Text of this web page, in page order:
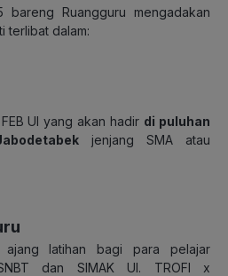
bareng Ruangguru mengadakan
terlibat dalam:
UI yang akan hadir di puluhan
jenjang SMA atau
ajang latihan bagi para pelajar
dan SIMAK UI. TROFI x